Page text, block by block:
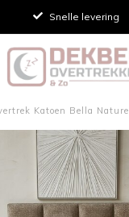
Achteraf betalen
Katoen Bella Naturel